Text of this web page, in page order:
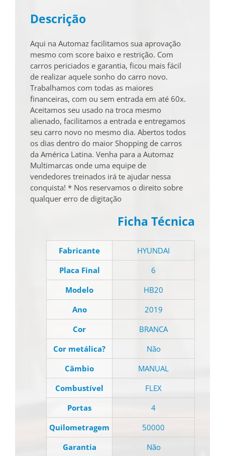
Descrição
Aqui na Automaz facilitamos sua aprovação
mesmo com score baixo e restrição. Com
carros periciados e garantia, ficou mais fácil
de realizar aquele sonho do carro novo.
Trabalhamos com todas as maiores
financeiras, com ou sem entrada em até 60x.
Aceitamos seu usado na troca mesmo
alienado, facilitamos a entrada e entregamos
seu carro novo no mesmo dia. Abertos todos
os dias dentro do maior Shopping de carros
da América Latina. Venha para a Automaz
Multimarcas onde uma equipe de
vendedores treinados irá te ajudar nessa
conquista! * Nos reservamos o direito sobre
qualquer erro de digitação
Ficha Técnica
Fabricante
HYUNDAI
Placa Final
6
Modelo
HB20
Ano
2019
Cor
BRANCA
Cor metálica?
Não
Câmbio
MANUAL
Combustível
FLEX
Portas
4
Quilometragem
50000
Garantia
Não